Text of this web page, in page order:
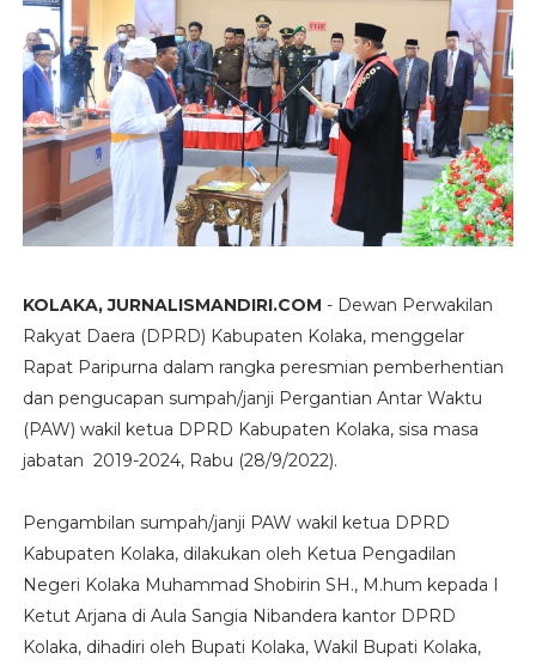
KOLAKA, JURNALISMANDIRI.COM - Dewan Perwakilan
Rakyat Daera (DPRD) Kabupaten Kolaka, menggelar
Rapat Paripurna dalam rangka peresmian pemberhentian
dan pengucapan sumpah/janji Pergantian Antar Waktu
(PAW) wakil ketua DPRD Kabupaten Kolaka, sisa masa
jabatan 2019-2024, Rabu (28/9/2022).
Pengambilan sumpah/janji PAW wakil ketua DPRD
Kabupaten Kolaka, dilakukan oleh Ketua Pengadilan
Negeri Kolaka Muhammad Shobirin SH., M.hum kepada I
Ketut Arjana di Aula Sangia Nibandera kantor DPRD
Kolaka, dihadiri oleh Bupati Kolaka, Wakil Bupati Kolaka,